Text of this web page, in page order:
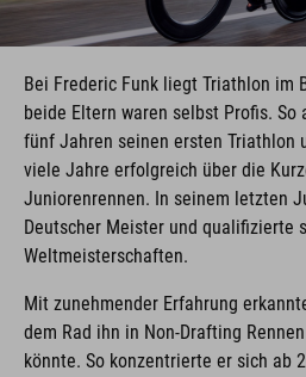
Bei Frederic Funk liegt Triathlon im
beide Eltern waren selbst Profis.
fünf Jahren seinen ersten Triathlon
viele Jahre erfolgreich über die
Juniorenrennen. In seinem letzten
Deutscher Meister und qualifizierte
Weltmeisterschaften.
Mit zunehmender Erfahrung
dem Rad ihn in Non-Drafting
könnte. So konzentrierte er sich ab